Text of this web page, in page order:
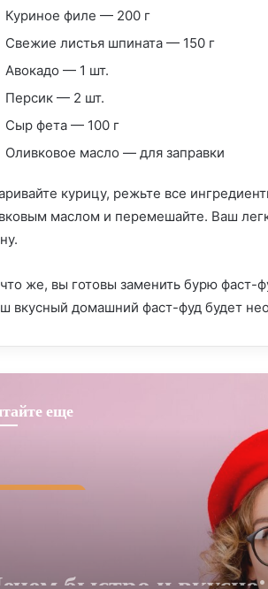
Куриное филе — 200 г
Свежие листья шпината — 150 г
Авокадо — 1 шт.
Персик — 2 шт.
Сыр фета — 100 г
Оливковое масло — для заправки
курицу, режьте все
маслом и перемешайте. Ваш
же, вы готовы заменить бурю фаст-
вкусный домашний фаст-фуд будет
еще
Печем быстро и вкусно:
рецепты